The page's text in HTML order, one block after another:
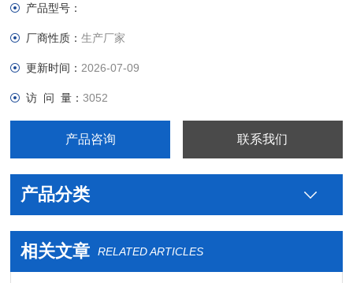
产品型号：
厂商性质：生产厂家
更新时间： 2026-07-09
访 问 量：3052
产品咨询 联系我们
产品分类
相关文章 RELATED ARTICLES